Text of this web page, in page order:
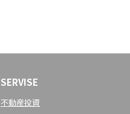
SERVISE
不動産投資